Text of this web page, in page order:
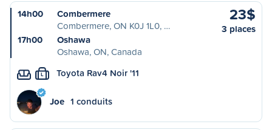
14h00
Combermere
Combermere, ON K0J 1L0, …
17h00
Oshawa
Oshawa, ON, Canada
23$
3 places
L Toyota Rav4 Noir '11
Joe 1 conduits